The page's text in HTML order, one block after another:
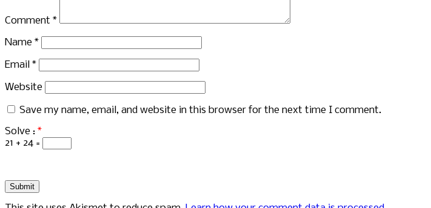
Comment *
Name *
Email *
Website
Save my name, email, and website in this browser for the next time I comment.
Solve : *
21 + 24 =